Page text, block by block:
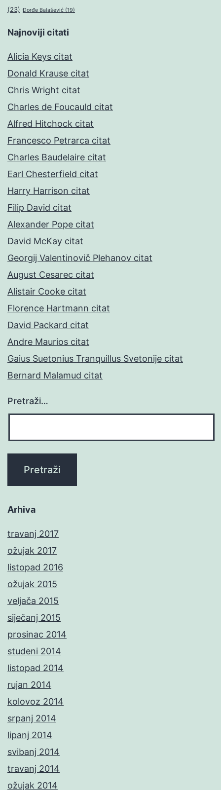
(23) Đorđe Balašević (19)
Najnoviji citati
Alicia Keys citat
Donald Krause citat
Chris Wright citat
Charles de Foucauld citat
Alfred Hitchock citat
Francesco Petrarca citat
Charles Baudelaire citat
Earl Chesterfield citat
Harry Harrison citat
Filip David citat
Alexander Pope citat
David McKay citat
Georgij Valentinovič Plehanov citat
August Cesarec citat
Alistair Cooke citat
Florence Hartmann citat
David Packard citat
Andre Maurios citat
Gaius Suetonius Tranquillus Svetonije citat
Bernard Malamud citat
Pretraži…
Arhiva
travanj 2017
ožujak 2017
listopad 2016
ožujak 2015
veljača 2015
siječanj 2015
prosinac 2014
studeni 2014
listopad 2014
rujan 2014
kolovoz 2014
srpanj 2014
lipanj 2014
svibanj 2014
travanj 2014
ožujak 2014